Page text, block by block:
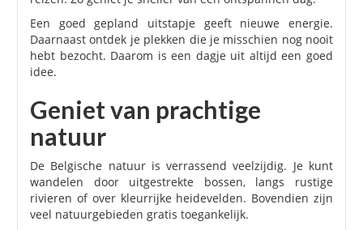
Een goed gepland uitstapje geeft nieuwe energie.
Daarnaast ontdek je plekken die je misschien nog nooit
hebt bezocht. Daarom is een dagje uit altijd een goed
idee.
Geniet van prachtige
natuur
De Belgische natuur is verrassend veelzijdig. Je kunt
wandelen door uitgestrekte bossen, langs rustige
rivieren of over kleurrijke heidevelden. Bovendien zijn
veel natuurgebieden gratis toegankelijk.